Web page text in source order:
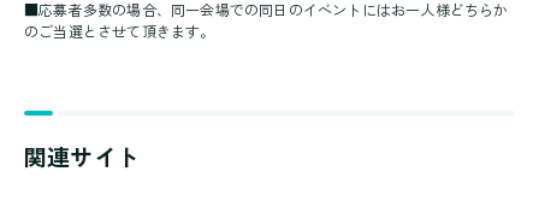
■応募者多数の場合、同一会場での同日のイベントにはお一人様どちらか
のご当選とさせて頂きます。
関連サイト